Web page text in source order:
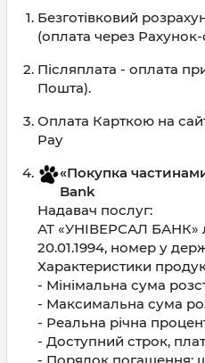
Безготівковий
(оплата через
Післяплата - оплата
Пошта).
Оплата Карткою на
Pay
«Покупка
Bank
Надавач послуг:
АТ «УНІВЕРСАЛ БАНК»
20.01.1994, номер у
Характеристики
- Мінімальна сума
- Максимальна сума
- Реальна річна
- Доступний строк,